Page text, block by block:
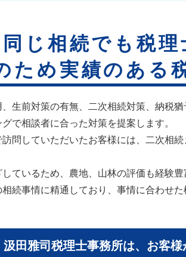
同じ相続でも税
ため実績のある
生前対策の有無、二次相続対策、納税
で相談者に合った対策を提案します。
問していただいたお客様には、二次相
ているため、農地、山林の評価も経験
続事情に精通しており、事情に合わせた
汲田雅司税理士事務所は、お客